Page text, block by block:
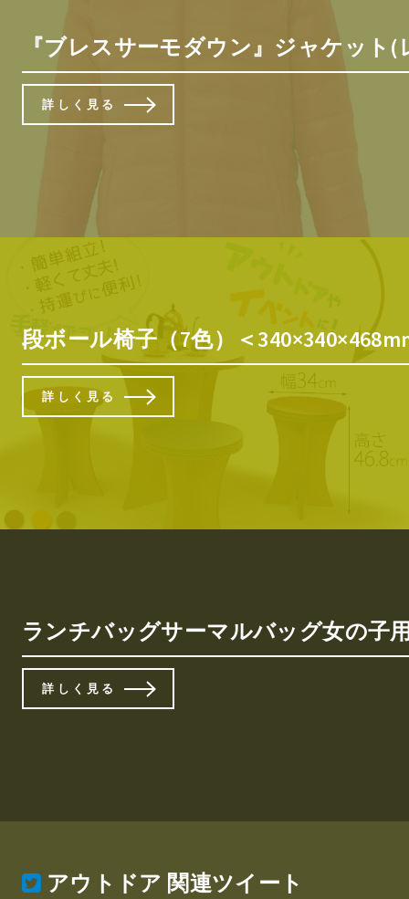
『ブレスサーモダウン』ジャケット
詳しく見る
段ボール椅子（7色）＜
詳しく見る
ランチバッグサーマルバッグ女の子
詳しく見る
アウトドア 関連ツイート